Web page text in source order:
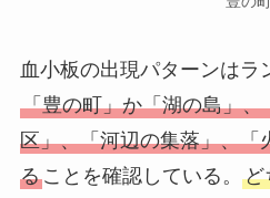
血小板の出現パターンはラ
「豊の町」か「湖の島」
区」、「河辺の集落」、「
ることを確認している。 ど